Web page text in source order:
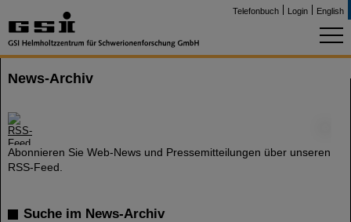
Telefonbuch Login English
News-Archiv
Abonnieren Sie Web-News und Pressemitteilungen über unseren
RSS-Feed.
Suche im News-Archiv